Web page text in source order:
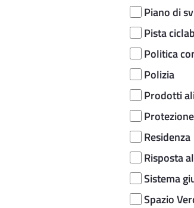
Piano di
Pista
Politica
Polizia
Prodotti
Residenza
Risposta
Sistema
Spazio